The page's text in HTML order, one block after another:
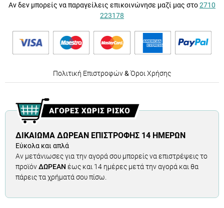
Αν δεν μπορείς να παραγείλεις επικοινώνησε μαζί μας στο2710
223178
Πολιτική Επιστροφών& Όροι Χρήσης
ΔΙΚΑΊΩΜΑ ΔΩΡΕΆΝ ΕΠΙΣΤΡΟΦΉΣ 14 ΗΜΕΡΏΝ
Εύκολα και απλά
Αν μετάνιωσες για την αγορά σου μπορείς να επιστρέψεις το
προϊόνΔΩΡΕΑΝ έως και 14 ημέρες μετά την αγορά και θα
πάρεις τα χρήματά σου πίσω.